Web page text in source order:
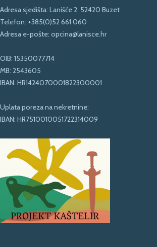
Adresa sjedišta: Lanišće 2, 52420 Buzet
Telefon: +385(0)52 661 060
Adresa e-pošte: opcina@lanisce.hr
OIB: 15350077714
MB: 2543605
IBAN: HR1424070001822300001
Uplata poreza na nekretnine:
IBAN: HR7510010051722314009